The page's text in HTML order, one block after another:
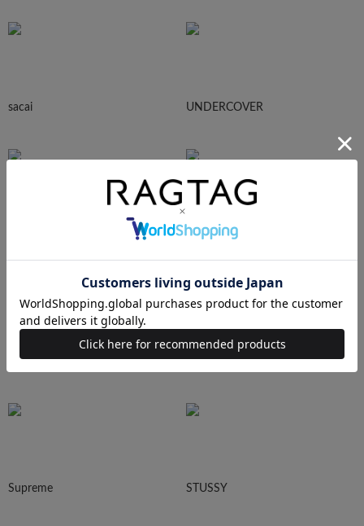
sacai UNDERCOVER
Needles
Ralph Lauren HUMAN MADE
Supreme STUSSY